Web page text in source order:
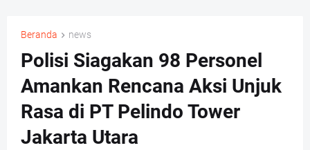
Beranda news
Polisi Siagakan 98 Personel
Amankan Rencana Aksi Unjuk
Rasa di PT Pelindo Tower
Jakarta Utara